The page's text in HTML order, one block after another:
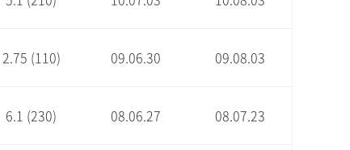
2.75 (110) 09.06.30 09.08.03
6.1 (230) 08.06.27 08.07.23